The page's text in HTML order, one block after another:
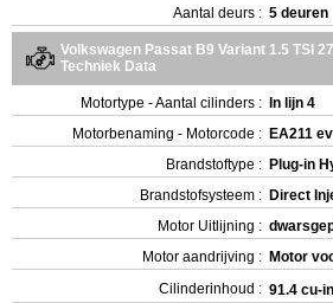
Aantal deurs : 5 deuren
Volkswagen Passat B9 Variant 1.5 TSI
Techniek Data
Motortype - Aantal cilinders : In lijn 4
Motorbenaming - Motorcode : EA211
Brandstoftype : Plug-in
Brandstofsysteem : Direct
Motor Uitlijning :
Motor aandrijving : Motor
Cilinderinhoud : 91.4 cu-in